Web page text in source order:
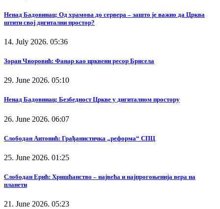
Ненад Бадовинац: Од храмова до сервера – зашто је важно да Црква
штити свој дигитални простор?
14. July 2026. 05:36
Зоран Чворовић: Фанар као црквени ресор Брисела
29. June 2026. 05:10
Ненад Бадовинац: Безбедност Цркве у дигиталном простору
26. June 2026. 06:07
Слободан Антонић: Грађанистичка „реформа“ СПЦ
25. June 2026. 01:25
Слободан Ерић: Хришћанство – највећа и најпрогоњенија вера на
планети
21. June 2026. 05:23